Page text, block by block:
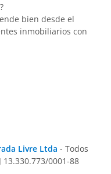
bien desde el
inmobiliarios con
Livre Ltda - Todos
13.330.773/0001-88